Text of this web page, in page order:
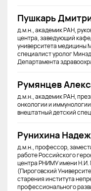
Пушкарь
д.м.н., академик РАН,
центра, заведующий
университета медицины
специалист уролог
Департамента
Румянцев
д.м.н., академик РАН,
онкологии и
внештатный детский
Рунихина
д.м.н., профессор,
работе Российского
центра РНИМУ имени Н.И.
(Пироговский
старения института
профессионального